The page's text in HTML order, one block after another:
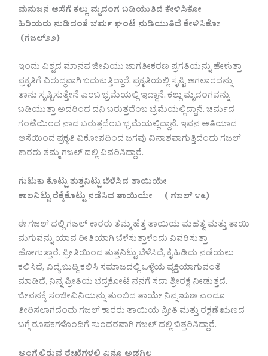
ಮನುಜನ ಆಸೆಗೆ ಕಲ್ಲು ಮೃದಂಗ ಬಡಿಯುತಿದೆ ಕೇಳಿಸಿಕೋ
ಹಿರಿಯರು ನುಡಿದಂತೆ ಚರ್ಮ ಘಂಟೆ ನುಡಿಯುತಿದೆ ಕೇಳಿಸಿಕೋ
(ಗಜಲ್೨೨)
ಇಂದು ವಿಶ್ವದ ಮಾನವ ಜೀವಿಯು ಜಾಗತೀಕರಣ ಪ್ರಗತಿಯನ್ನು ಹೇಳುತ್ತಾ
ಪ್ರಕೃತಿಗೆ ವಿರುದ್ಧವಾಗಿ ಬದುಕುತ್ತಿದ್ದಾರೆ. ಪ್ರಕೃತಿಯಲ್ಲಿ ಸೃಷ್ಟಿ ಆಗಲಾರದನ್ನು
ತಾನು ಸೃಷ್ಟಿಸುತ್ತೇನೆ ಎಂಬ ಭ್ರಮೆಯಲ್ಲಿ ಇದ್ದಾನೆ. ಕಲ್ಲು ಮೃದಂಗವನ್ನು
ಬಡಿಯುತ್ತಾ ಅದರಿಂದ ದನಿ ಬರುತ್ತದೆಂಬ ಭ್ರಮೆಯಲ್ಲಿದ್ದಾನೆ. ಚರ್ಮದ
ಗಂಟೆಯಿಂದ ನಾದ ಬರುತ್ತದೆಂಬ ಭ್ರಮೆಯಲ್ಲಿದ್ದಾನೆ. ಇವನ ಅತಿಯಾದ
ಆಸೆಯಿಂದ ಪ್ರಕೃತಿ ವಿಕೋಪದಿಂದ ಜಗವು ವಿನಾಶವಾಗುತ್ತಿದೆಂದು ಗಜಲ್
ಕಾರರು ತಮ್ಮ ಗಜಲ್ ದಲ್ಲಿ ವಿವರಿಸಿದ್ದಾರೆ.
ಗುಟುಕು ಕೊಟ್ಟು ತುತ್ತನಿಟ್ಟು ಬೆಳೆಸಿದ ತಾಯಿಯೇ
ಕಾಲನಿಟ್ಟು ರೆಕ್ಕೆಕೊಟ್ಟು ನಡೆಸಿದ ತಾಯಿಯೇ ( ಗಜಲ್ ೪೬)
ಈ ಗಜಲ್ ದಲ್ಲಿ ಗಜಲ್ ಕಾರರು ತಮ್ಮ ಹೆತ್ತ ತಾಯಿಯ ಮಹತ್ವ ಮತ್ತು ತಾಯಿ
ಮಗುವನ್ನು ಯಾವ ರೀತಿಯಾಗಿ ಬೆಳೆಸುತ್ತಾಳೆಂದು ವಿವರಿಸುತ್ತಾ
ಹೋಗುತ್ತಾರೆ. ಪ್ರೀತಿಯಿಂದ ತುತ್ತನಿಟ್ಟು ಬೆಳೆಸಿದೆ, ಕೈ ಹಿಡಿದು ನಡೆಯಲು
ಕಲಿಸಿದೆ, ವಿದ್ಯೆ ಬುದ್ಧಿ ಕಲಿಸಿ ಸಮಾಜದಲ್ಲಿ ಒಳ್ಳೆಯ ವ್ಯಕ್ತಿಯಾಗುವಂತೆ
ಮಾಡಿದೆ, ನಿನ್ನ ಪ್ರೀತಿಯ ಭದ್ರಕೋಟೆ ನನಗೆ ಸದಾ ಶ್ರೀರಕ್ಷೆ ನೀಡುತ್ತದೆ.
ಜೀವನಕ್ಕೆ ಸಂಜೀವಿನಿಯನ್ನು ತುಂಬಿದ ತಾಯೇ ನಿನ್ನ ಋಣ ಎಂದೂ
ತೀರಿಸಲಾಗದೆಂದು ಗಜಲ್ ಕಾರರು ತಾಯಿಯ ಪ್ರೀತಿ ಮತ್ತು ರಕ್ಷಣೆ ಋಣದ
ಬಗ್ಗೆ ರೂಪಕಗಳೊಂದಿಗೆ ಸುಂದರವಾಗಿ ಗಜಲ್ ದಲ್ಲಿ ಬಿತ್ತರಿಸಿದ್ದಾರೆ.